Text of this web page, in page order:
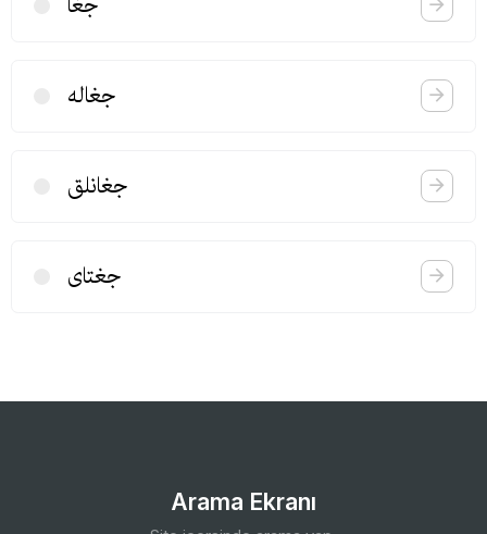
جغاله
جغانلق
جغتای
Arama Ekranı